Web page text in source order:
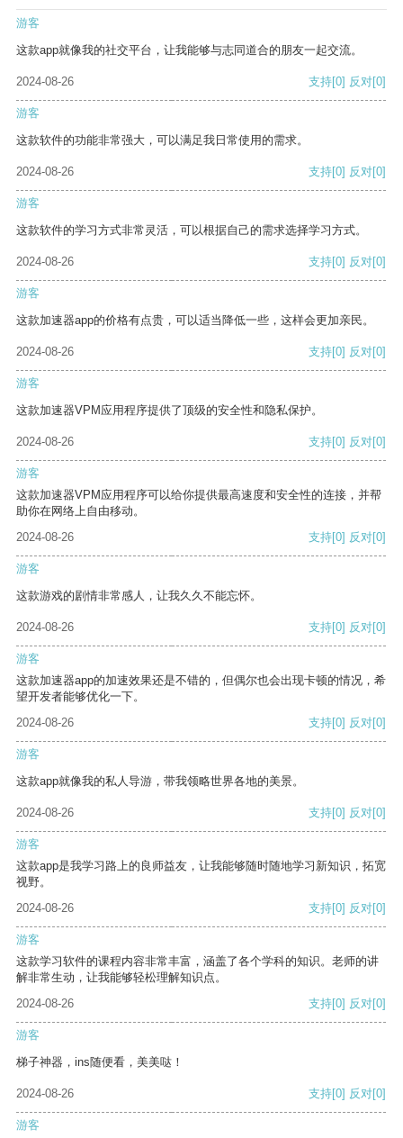
游客
这款app就像我的社交平台，让我能够与志同道合的朋友一起交流。
2024-08-26 支持[0] 反对[0]
游客
这款软件的功能非常强大，可以满足我日常使用的需求。
2024-08-26 支持[0] 反对[0]
游客
这款软件的学习方式非常灵活，可以根据自己的需求选择学习方式。
2024-08-26 支持[0] 反对[0]
游客
这款加速器app的价格有点贵，可以适当降低一些，这样会更加亲民。
2024-08-26 支持[0] 反对[0]
游客
这款加速器VPM应用程序提供了顶级的安全性和隐私保护。
2024-08-26 支持[0] 反对[0]
游客
这款加速器VPM应用程序可以给你提供最高速度和安全性的连接，并帮
助你在网络上自由移动。
2024-08-26
支持[0] 反对[0]
游客
这款游戏的剧情非常感人，让我久久不能忘怀。
2024-08-26 支持[0] 反对[0]
游客
这款加速器app的加速效果还是不错的，但偶尔也会出现卡顿的情况，希
望开发者能够优化一下。
2024-08-26
支持[0] 反对[0]
游客
这款app就像我的私人导游，带我领略世界各地的美景。
2024-08-26 支持[0] 反对[0]
游客
这款app是我学习路上的良师益友，让我能够随时随地学习新知识，拓宽
视野。
2024-08-26
支持[0] 反对[0]
游客
这款学习软件的课程内容非常丰富，涵盖了各个学科的知识。老师的讲
解非常生动，让我能够轻松理解知识点。
2024-08-26
支持[0] 反对[0]
游客
梯子神器，ins随便看，美美哒！
2024-08-26 支持[0] 反对[0]
游客